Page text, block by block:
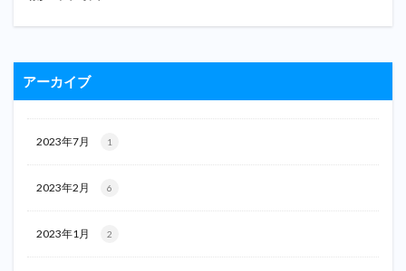
アーカイブ
2023年7月 1
2023年2月 6
2023年1月 2